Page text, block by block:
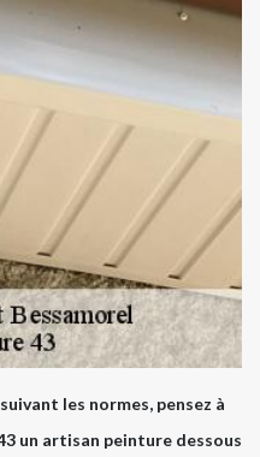
les normes, pensez à
un artisan peinture dessous